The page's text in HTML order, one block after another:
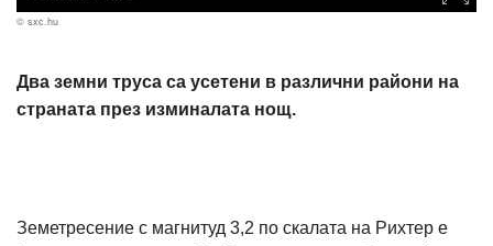
© sxc.hu
Два земни труса са усетени в различни райони на
страната през изминалата нощ.
Земетресение с магнитуд 3,2 по скалата на Рихтер е